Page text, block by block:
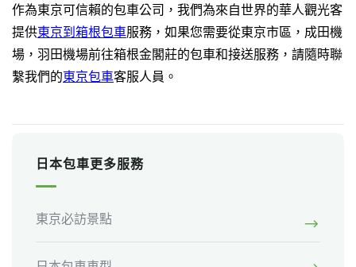
作為東京可信賴的包車公司，我們為來自世界的華人觀光客
提供東京到箱根包車服務，如果您需要從東京市區，成田機
場，羽田機場前往箱根金閣莊的包車和接送服務，請隨時聯
繫我們的東京包車客服人員。
日本包車更多服務
東京必訪景點